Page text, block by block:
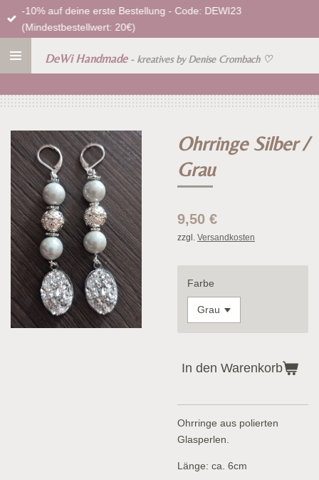
Zum
Hauptinhalt
DeWi Handmade - kreatives by Denise Crombach ♡
-10% auf deine erste Bestellung - Code: DEWI23
(Mindestbestellwert: 20€)
Ohrringe Silber /
Grau
9,50 €
zzgl. Versandkosten
Farbe
In den Warenkorb
Ohrringe aus polierten
Glasperlen.
Länge: ca. 6cm